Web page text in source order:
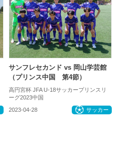
サンフレセカンド vs 岡山学芸館
（プリンス中国 第4節）
高円宮杯 JFA U-18サッカープリンスリ
ーグ2023中国
2023-04-28 サッカー